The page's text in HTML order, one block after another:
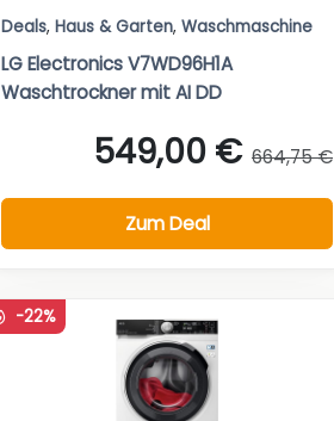
Deals, Haus & Garten, Waschmaschine
LG Electronics V7WD96H1A
Waschtrockner mit AI DD
549,00 € 664,75 €
Zum Deal
-22%